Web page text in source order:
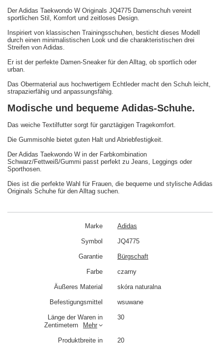
Der Adidas Taekwondo W Originals JQ4775 Damenschuh vereint
sportlichen Stil, Komfort und zeitloses Design.
Inspiriert von klassischen Trainingsschuhen, besticht dieses Modell
durch einen minimalistischen Look und die charakteristischen drei
Streifen von Adidas.
Er ist der perfekte Damen-Sneaker für den Alltag, ob sportlich oder
urban.
Das Obermaterial aus hochwertigem Echtleder macht den Schuh leicht,
strapazierfähig und anpassungsfähig.
Modische und bequeme Adidas-Schuhe.
Das weiche Textilfutter sorgt für ganztägigen Tragekomfort.
Die Gummisohle bietet guten Halt und Abriebfestigkeit.
Der Adidas Taekwondo W in der Farbkombination
Schwarz/Fettweiß/Gummi passt perfekt zu Jeans, Leggings oder
Sporthosen.
Dies ist die perfekte Wahl für Frauen, die bequeme und stylische Adidas
Originals Schuhe für den Alltag suchen.
Marke Adidas
Symbol JQ4775
Garantie Bürgschaft
Farbe czarny
Äußeres Material skóra naturalna
Befestigungsmittel wsuwane
Länge der Waren in
Zentimetern
Mehr
30
Produktbreite in 20